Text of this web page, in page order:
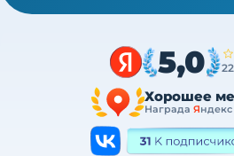
5,0
Хорошее
Награда Я